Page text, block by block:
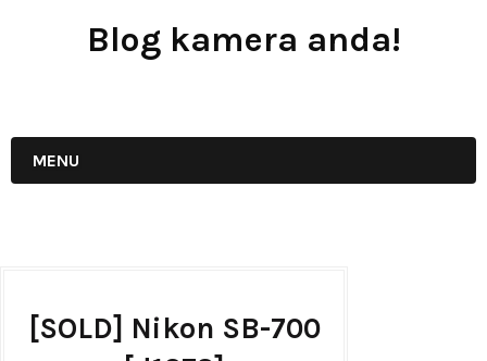
Blog kamera anda!
MENU
[SOLD] Nikon SB-700